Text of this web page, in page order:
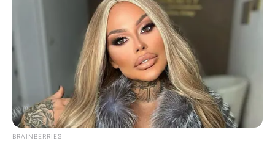
8 Kata Lucu Seputar Malam
Minggu ala Jomblo yang Bikin
BRAINBERRIES